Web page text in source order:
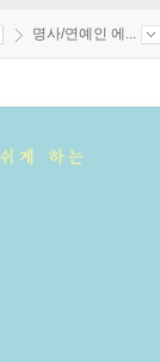
명사/연예인 에...